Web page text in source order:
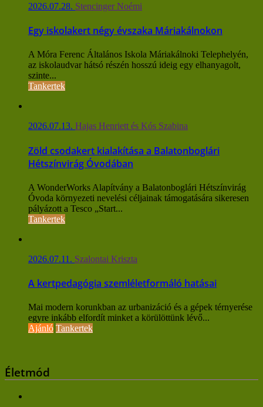
2026.07.28. Stencinger Noémi
Egy iskolakert négy évszaka Máriakálnokon
A Móra Ferenc Általános Iskola Máriakálnoki Telephelyén,
az iskolaudvar hátsó részén hosszú ideig egy elhanyagolt,
szinte...
Tankertek
2026.07.13. Hajas Henriett és Kós Szabina
Zöld csodakert kialakítása a Balatonboglári
Hétszínvirág Óvodában
A WonderWorks Alapítvány a Balatonboglári Hétszínvirág
Óvoda környezeti nevelési céljainak támogatására sikeresen
pályázott a Tesco „Start...
Tankertek
2026.07.11. Szalontai Kriszta
A kertpedagógia szemléletformáló hatásai
Mai modern korunkban az urbanizáció és a gépek térnyerése
egyre inkább elfordít minket a körülöttünk lévő...
Ajánló Tankertek
Életmód